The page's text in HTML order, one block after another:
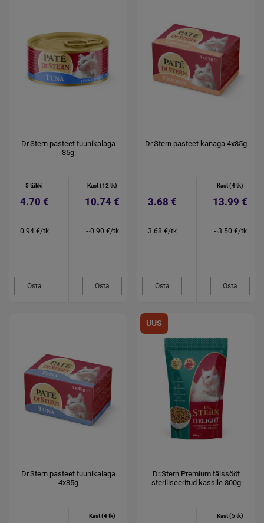
Dr.Stern pasteet tuunikalaga
85g
5 tükki
4.70 €
0.94 €/tk
Osta
Kast (12 tk)
10.74 €
~0.90 €/tk
Osta
Dr.Stern pasteet kanaga 4x85g
3.68 €
3.68 €/tk
Osta
Kast (4 tk)
13.99 €
~3.50 €/tk
Osta
Dr.Stern pasteet tuunikalaga
4x85g
Kast (4 tk)
UUS
Dr.Stern Premium täissööt
steriliseeritud kassile 800g
Kast (5 tk)